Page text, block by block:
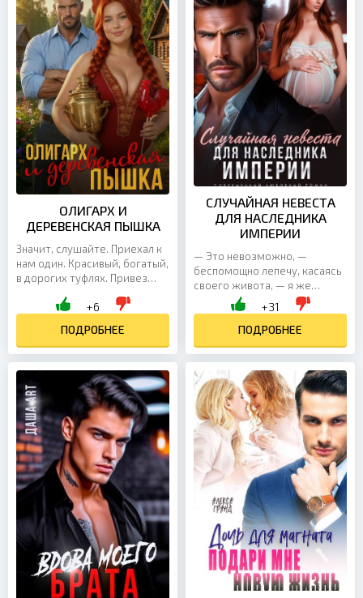
ОЛИГАРХ И
ДЕРЕВЕНСКАЯ ПЫШКА
Значит, слушайте. Приехал к
нам один. Красивый, богатый,
в дорогих туфлях. Привез
деревню к чертовой бабушке
+6
ПОДРОБНЕЕ
СЛУЧАЙНАЯ НЕВЕСТА
ДЛЯ НАСЛЕДНИКА
ИМПЕРИИ
— Это невозможно, —
беспомощно лепечу, касаясь
своего живота, — я же
девственница. — Ваша
девственность на месте. Но и
беременность тоже...
+31
ПОДРОБНЕЕ